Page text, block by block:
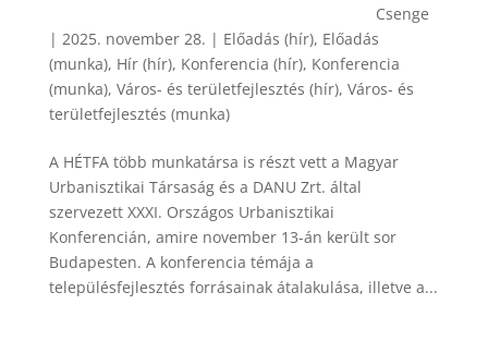
Csenge
| 2025. november 28. | Előadás (hír), Előadás
(munka), Hír (hír), Konferencia (hír), Konferencia
(munka), Város- és területfejlesztés (hír), Város- és
területfejlesztés (munka)
A HÉTFA több munkatársa is részt vett a Magyar
Urbanisztikai Társaság és a DANU Zrt. által
szervezett XXXI. Országos Urbanisztikai
Konferencián, amire november 13-án került sor
Budapesten. A konferencia témája a
településfejlesztés forrásainak átalakulása, illetve a...